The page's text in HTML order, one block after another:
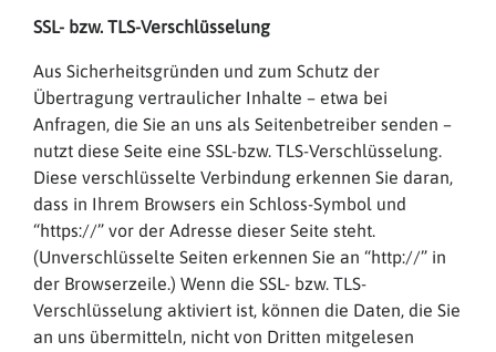
SSL- bzw. TLS-Verschlüsselung
Aus Sicherheitsgründen und zum Schutz der
Übertragung vertraulicher Inhalte – etwa bei
Anfragen, die Sie an uns als Seitenbetreiber senden –
nutzt diese Seite eine SSL-bzw. TLS-Verschlüsselung.
Diese verschlüsselte Verbindung erkennen Sie daran,
dass in Ihrem Browsers ein Schloss-Symbol und
“https://” vor der Adresse dieser Seite steht.
(Unverschlüsselte Seiten erkennen Sie an “http://” in
der Browserzeile.) Wenn die SSL- bzw. TLS-
Verschlüsselung aktiviert ist, können die Daten, die Sie
an uns übermitteln, nicht von Dritten mitgelesen